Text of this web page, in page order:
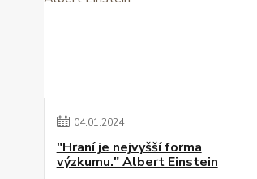
04.01.2024
"Hraní je nejvyšší forma
výzkumu." Albert Einstein